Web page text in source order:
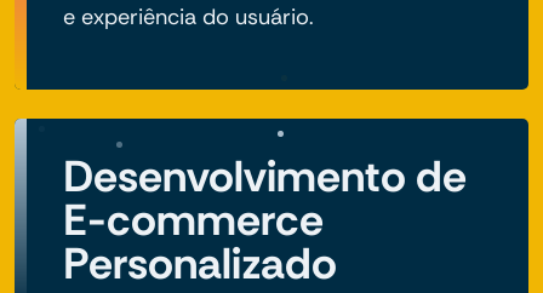
e experiência do usuário.
Desenvolvimento de
E-commerce
Personalizado